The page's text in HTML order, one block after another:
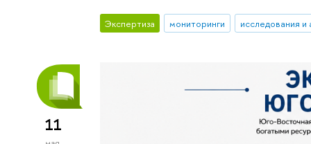
Экспертиза мониторинги исследования и
11